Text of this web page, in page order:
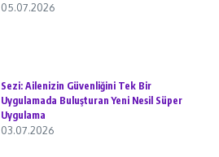
05.07.2026
Sezi: Ailenizin Güvenliğini Tek Bir
Uygulamada Buluşturan Yeni Nesil Süper
Uygulama
03.07.2026